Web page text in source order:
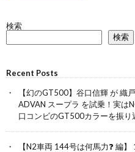
検索
検索
Recent Posts
【幻のGT500】谷口信輝 が 織
ADVAN スープラ を試乗！実は
口コンビのGT500カラーを振り
【N2車両 144号は何馬力❓ 編